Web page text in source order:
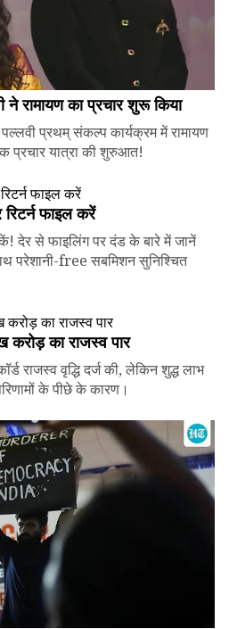
रामायण का प्रचार शुरू किया
प्रथम् संकल्प कार्यक्रम में रामायण
प्रचार यात्रा की शुरुआत!
फाइल करें
देर से फाइलिंग पर दंड के बारे में जानें
परेशानी-free सबमिशन सुनिश्चित
करोड़ का राजस्व पार
राजस्व वृद्धि दर्ज की, लेकिन शुद्ध लाभ
के पीछे के कारण।